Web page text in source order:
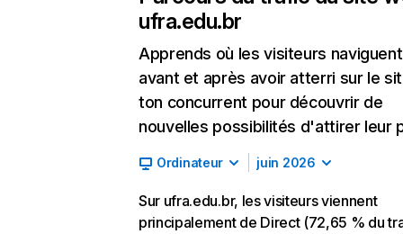
ufra.edu.br
Apprends où les visiteurs naviguent
avant et après avoir atterri sur le
ton concurrent pour découvrir de
nouvelles possibilités d'attirer leur
Ordinateur juin 2026
Sur ufra.edu.br, les visiteurs viennent
principalement de Direct (72,65 % du